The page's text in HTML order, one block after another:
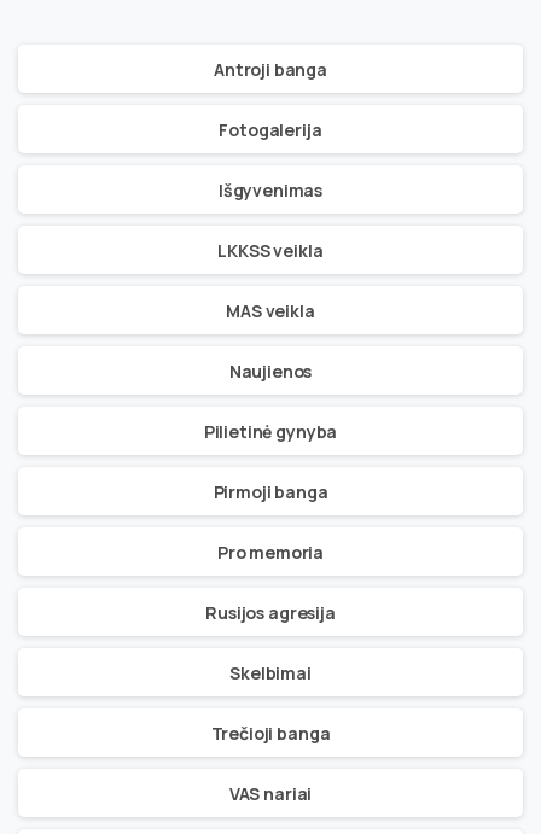
Antroji banga
Fotogalerija
Išgyvenimas
LKKSS veikla
MAS veikla
Naujienos
Pilietinė gynyba
Pirmoji banga
Pro memoria
Rusijos agresija
Skelbimai
Trečioji banga
VAS nariai